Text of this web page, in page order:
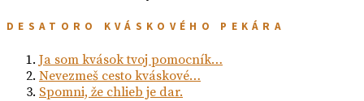
DESATORO KVÁSKOVÉHO PEKÁRA
Ja som kvások tvoj pomocník…
Nevezmeš cesto kváskové…
Spomni, že chlieb je dar.